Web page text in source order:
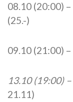
08.10 (20:00)
(25.-)
09.10 (21:00)
13.10 (19:00)
21.11)